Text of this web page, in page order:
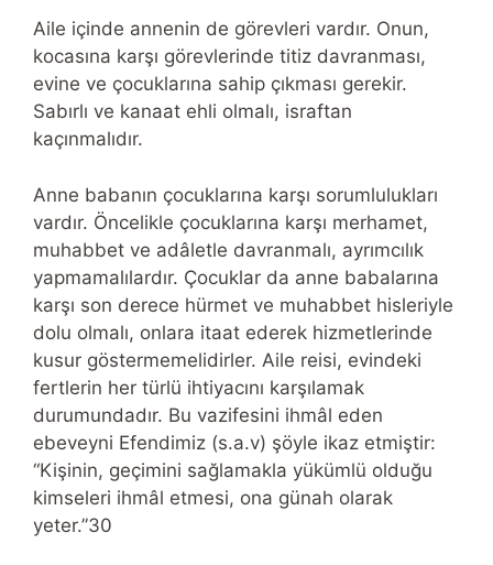
Aile içinde annenin de görevleri vardır. Onun,
kocasına karşı görevlerinde titiz davranması,
evine ve çocuklarına sahip çıkması gerekir.
Sabırlı ve kanaat ehli olmalı, israftan
kaçınmalıdır.
Anne babanın çocuklarına karşı sorumlulukları
vardır. Öncelikle çocuklarına karşı merhamet,
muhabbet ve adâletle davranmalı, ayrımcılık
yapmamalılardır. Çocuklar da anne babalarına
karşı son derece hürmet ve muhabbet hisleriyle
dolu olmalı, onlara itaat ederek hizmetlerinde
kusur göstermemelidirler. Aile reisi, evindeki
fertlerin her türlü ihtiyacını karşılamak
durumundadır. Bu vazifesini ihmâl eden
ebeveyni Efendimiz (s.a.v) şöyle ikaz etmiştir:
“Kişinin, geçimini sağlamakla yükümlü olduğu
kimseleri ihmâl etmesi, ona günah olarak
yeter.”30